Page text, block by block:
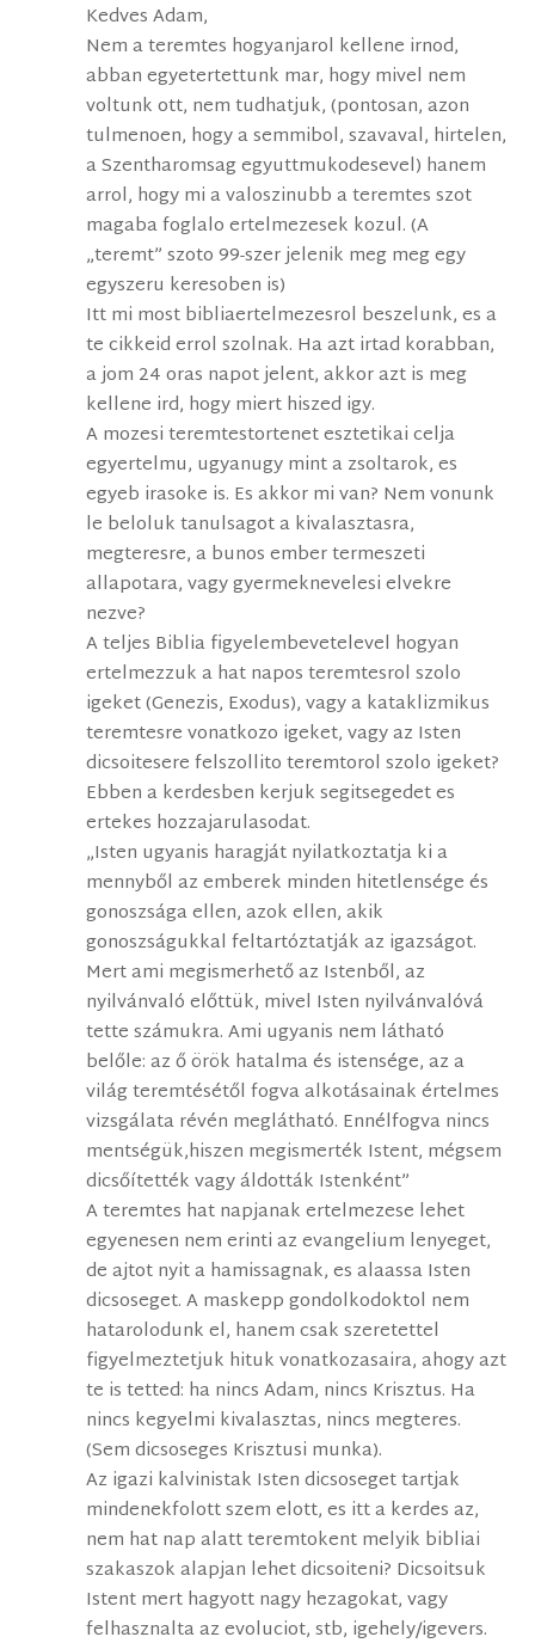
Kedves Adam,
Nem a teremtes hogyanjarol kellene irnod,
abban egyetertettunk mar, hogy mivel nem
voltunk ott, nem tudhatjuk, (pontosan, azon
tulmenoen, hogy a semmibol, szavaval, hirtelen,
a Szentharomsag egyuttmukodesevel) hanem
arrol, hogy mi a valoszinubb a teremtes szot
magaba foglalo ertelmezesek kozul. (A
„teremt” szoto 99-szer jelenik meg meg egy
egyszeru keresoben is)
Itt mi most bibliaertelmezesrol beszelunk, es a
te cikkeid errol szolnak. Ha azt irtad korabban,
a jom 24 oras napot jelent, akkor azt is meg
kellene ird, hogy miert hiszed igy.
A mozesi teremtestortenet esztetikai celja
egyertelmu, ugyanugy mint a zsoltarok, es
egyeb irasoke is. Es akkor mi van? Nem vonunk
le beloluk tanulsagot a kivalasztasra,
megteresre, a bunos ember termeszeti
allapotara, vagy gyermeknevelesi elvekre
nezve?
A teljes Biblia figyelembevetelevel hogyan
ertelmezzuk a hat napos teremtesrol szolo
igeket (Genezis, Exodus), vagy a kataklizmikus
teremtesre vonatkozo igeket, vagy az Isten
dicsoitesere felszollito teremtorol szolo igeket?
Ebben a kerdesben kerjuk segitsegedet es
ertekes hozzajarulasodat.
„Isten ugyanis haragját nyilatkoztatja ki a
mennyből az emberek minden hitetlensége és
gonoszsága ellen, azok ellen, akik
gonoszságukkal feltartóztatják az igazságot.
Mert ami megismerhető az Istenből, az
nyilvánvaló előttük, mivel Isten nyilvánvalóvá
tette számukra. Ami ugyanis nem látható
belőle: az ő örök hatalma és istensége, az a
világ teremtésétől fogva alkotásainak értelmes
vizsgálata révén meglátható. Ennélfogva nincs
mentségük,hiszen megismerték Istent, mégsem
dicsőítették vagy áldották Istenként”
A teremtes hat napjanak ertelmezese lehet
egyenesen nem erinti az evangelium lenyeget,
de ajtot nyit a hamissagnak, es alaassa Isten
dicsoseget. A maskepp gondolkodoktol nem
hatarolodunk el, hanem csak szeretettel
figyelmeztetjuk hituk vonatkozasaira, ahogy azt
te is tetted: ha nincs Adam, nincs Krisztus. Ha
nincs kegyelmi kivalasztas, nincs megteres.
(Sem dicsoseges Krisztusi munka).
Az igazi kalvinistak Isten dicsoseget tartjak
mindenekfolott szem elott, es itt a kerdes az,
nem hat nap alatt teremtokent melyik bibliai
szakaszok alapjan lehet dicsoiteni? Dicsoitsuk
Istent mert hagyott nagy hezagokat, vagy
felhasznalta az evoluciot, stb, igehely/igevers.